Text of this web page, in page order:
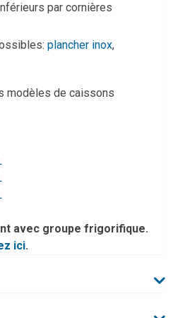
par cornières
plancher inox,
modèles de caissons
avec groupe frigorifique.
ici.